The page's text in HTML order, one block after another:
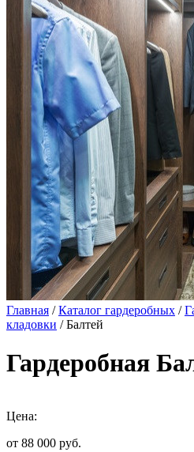
Главная /Каталог гардеробных /
кладовки / Балтей
Гардеробная
Цена:
от 88 000 руб.